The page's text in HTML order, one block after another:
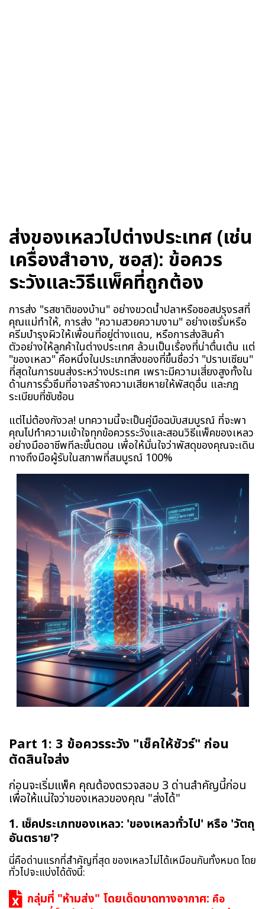
ส่งของเหลวไปต่างประเทศ (เช่น
เครื่องสำอาง, ซอส): ข้อควร
ระวังและวิธีแพ็คที่ถูกต้อง
การส่ง "รสชาติของบ้าน" อย่างขวดน้ำปลาหรือซอสปรุงรสที่
คุณแม่ทำให้, การส่ง "ความสวยความงาม" อย่างเซรั่มหรือ
ครีมบำรุงผิวให้เพื่อนที่อยู่ต่างแดน, หรือการส่งสินค้า
ตัวอย่างให้ลูกค้าในต่างประเทศ ล้วนเป็นเรื่องที่น่าตื่นเต้น แต่
"ของเหลว" คือหนึ่งในประเภทสิ่งของที่ขึ้นชื่อว่า "ปราบเซียน"
ที่สุดในการขนส่งระหว่างประเทศ เพราะมีความเสี่ยงสูงทั้งใน
ด้านการรั่วซึมที่อาจสร้างความเสียหายให้พัสดุอื่น และกฎ
ระเบียบที่ซับซ้อน
แต่ไม่ต้องกังวล! บทความนี้จะเป็นคู่มือฉบับสมบูรณ์ ที่จะพา
คุณไปทำความเข้าใจทุกข้อควรระวังและสอนวิธีแพ็คของเหลว
อย่างมืออาชีพทีละขั้นตอน เพื่อให้มั่นใจว่าพัสดุของคุณจะเดิน
ทางถึงมือผู้รับในสภาพที่สมบูรณ์ 100%
Part 1: 3 ข้อควรระวัง "เช็คให้ชัวร์" ก่อน
ตัดสินใจส่ง
ก่อนจะเริ่มแพ็ค คุณต้องตรวจสอบ 3 ด่านสำคัญนี้ก่อน
เพื่อให้แน่ใจว่าของเหลวของคุณ "ส่งได้"
1. เช็คประเภทของเหลว: 'ของเหลวทั่วไป' หรือ 'วัตถุ
อันตราย'?
นี่คือด่านแรกที่สำคัญที่สุด ของเหลวไม่ได้เหมือนกันทั้งหมด โดย
ทั่วไปจะแบ่งได้ดังนี้:
กลุ่มที่ "ห้ามส่ง" โดยเด็ดขาดทางอากาศ: คือ